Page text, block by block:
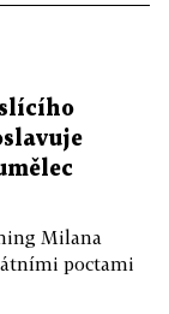
Milana
poctami